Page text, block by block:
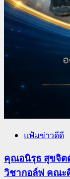
แฟ้มข่าวดีดี
คุณอนิรุธ สุขจิต
วิชากอล์ฟ คณะ